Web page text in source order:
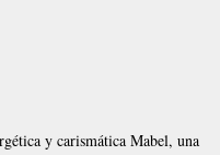
y carismática Mabel, una